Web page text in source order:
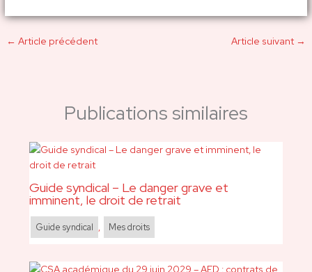
← Article précédent Article suivant →
Publications similaires
Guide syndical – Le danger grave et
imminent, le droit de retrait
Guide syndical , Mes droits